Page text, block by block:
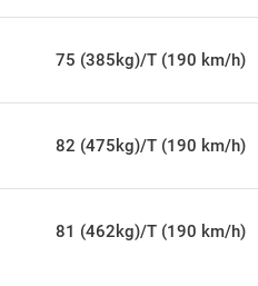
75 (385kg)/T (190 km/h)
82 (475kg)/T (190 km/h)
81 (462kg)/T (190 km/h)